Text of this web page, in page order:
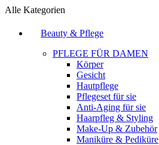
Alle Kategorien
Beauty & Pflege
PFLEGE FÜR DAMEN
Körper
Gesicht
Hautpflege
Pflegeset für sie
Anti-Aging für sie
Haarpfleg & Styling
Make-Up & Zubehör
Maniküre & Pediküre